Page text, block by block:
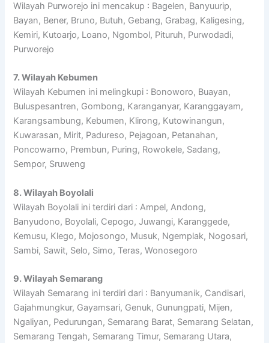
Wilayah Purworejo ini mencakup : Bagelen, Banyuurip,
Bayan, Bener, Bruno, Butuh, Gebang, Grabag, Kaligesing,
Kemiri, Kutoarjo, Loano, Ngombol, Pituruh, Purwodadi,
Purworejo
7. Wilayah Kebumen
Wilayah Kebumen ini melingkupi : Bonoworo, Buayan,
Buluspesantren, Gombong, Karanganyar, Karanggayam,
Karangsambung, Kebumen, Klirong, Kutowinangun,
Kuwarasan, Mirit, Padureso, Pejagoan, Petanahan,
Poncowarno, Prembun, Puring, Rowokele, Sadang,
Sempor, Sruweng
8. Wilayah Boyolali
Wilayah Boyolali ini terdiri dari : Ampel, Andong,
Banyudono, Boyolali, Cepogo, Juwangi, Karanggede,
Kemusu, Klego, Mojosongo, Musuk, Ngemplak, Nogosari,
Sambi, Sawit, Selo, Simo, Teras, Wonosegoro
9. Wilayah Semarang
Wilayah Semarang ini terdiri dari : Banyumanik, Candisari,
Gajahmungkur, Gayamsari, Genuk, Gunungpati, Mijen,
Ngaliyan, Pedurungan, Semarang Barat, Semarang Selatan,
Semarang Tengah, Semarang Timur, Semarang Utara,